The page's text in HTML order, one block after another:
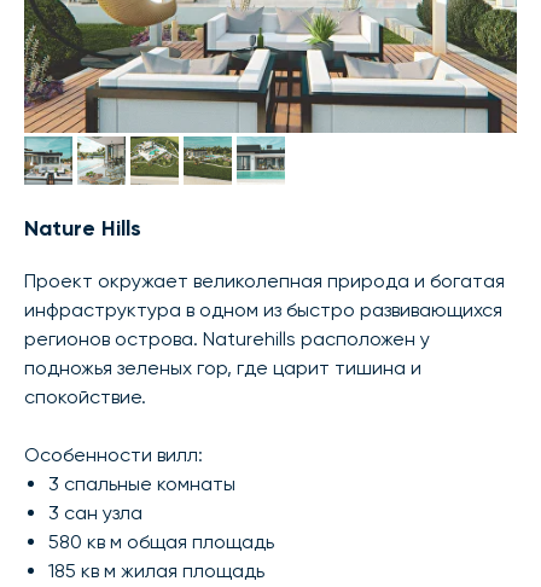
Nature Hills
Проект окружает великолепная природа и богатая
инфраструктура в одном из быстро развивающихся
регионов острова. Naturehills расположен у
подножья зеленых гор, где царит тишина и
спокойствие.
Особенности вилл:
3 спальные комнаты
3 сан узла
580 кв м общая площадь
185 кв м жилая площадь